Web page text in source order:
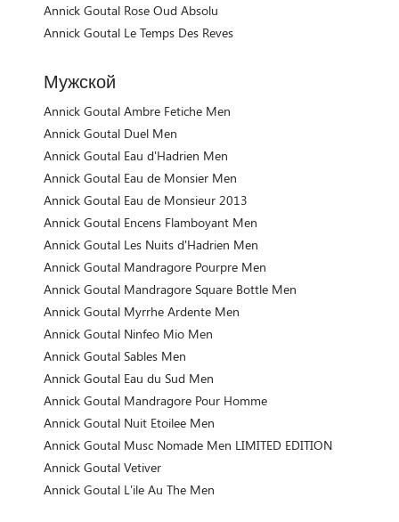
Annick Goutal Rose Oud Absolu
Annick Goutal Le Temps Des Reves
Мужской
Annick Goutal Ambre Fetiche Men
Annick Goutal Duel Men
Annick Goutal Eau d'Hadrien Men
Annick Goutal Eau de Monsier Men
Annick Goutal Eau de Monsieur 2013
Annick Goutal Encens Flamboyant Men
Annick Goutal Les Nuits d'Hadrien Men
Annick Goutal Mandragore Pourpre Men
Annick Goutal Mandragore Square Bottle Men
Annick Goutal Myrrhe Ardente Men
Annick Goutal Ninfeo Mio Men
Annick Goutal Sables Men
Annick Goutal Eau du Sud Men
Annick Goutal Mandragore Pour Homme
Annick Goutal Nuit Etoilee Men
Annick Goutal Musc Nomade Men LIMITED EDITION
Annick Goutal Vetiver
Annick Goutal L'ile Au The Men